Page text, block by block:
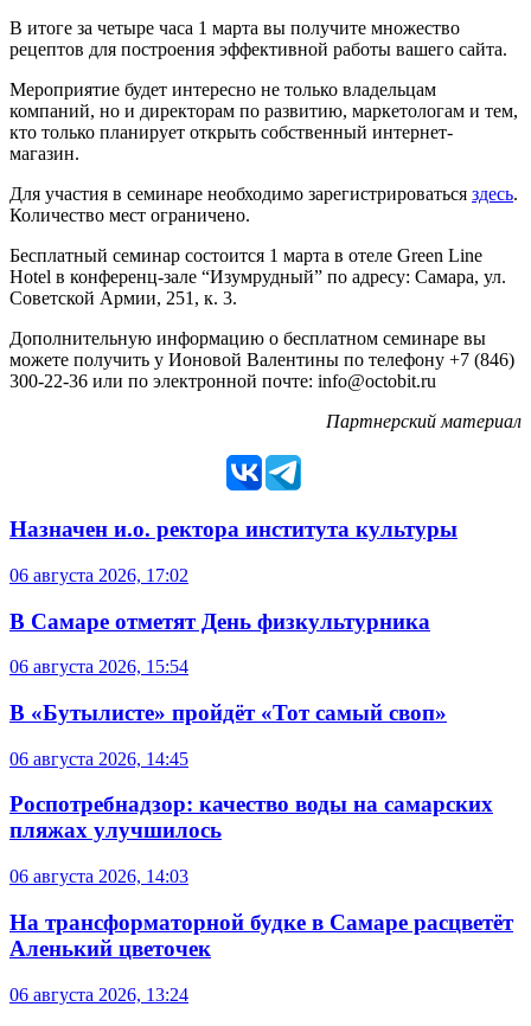
В итоге за четыре часа 1 марта вы получите множество
рецептов для построения эффективной работы вашего сайта.
Мероприятие будет интересно не только владельцам
компаний, но и директорам по развитию, маркетологам и тем,
кто только планирует открыть собственный интернет-
магазин.
Для участия в семинаре необходимо зарегистрироваться здесь.
Количество мест ограничено.
Бесплатный семинар состоится 1 марта в отеле Green Line
Hotel в конференц-зале “Изумрудный” по адресу: Самара, ул.
Советской Армии, 251, к. 3.
Дополнительную информацию о бесплатном семинаре вы
можете получить у Ионовой Валентины по телефону +7 (846)
300-22-36 или по электронной почте: info@octobit.ru
Партнерский материал
Назначен и.о. ректора института культуры
06 августа 2026, 17:02
В Самаре отметят День физкультурника
06 августа 2026, 15:54
В «Бутылисте» пройдёт «Тот самый своп»
06 августа 2026, 14:45
Роспотребнадзор: качество воды на самарских
пляжах улучшилось
06 августа 2026, 14:03
На трансформаторной будке в Самаре расцветёт
Аленький цветочек
06 августа 2026, 13:24